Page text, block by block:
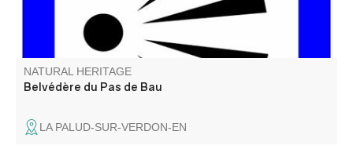
NATURAL HERITAGE
Belvédère du Pas de Bau
LA PALUD-SUR-VERDON-EN